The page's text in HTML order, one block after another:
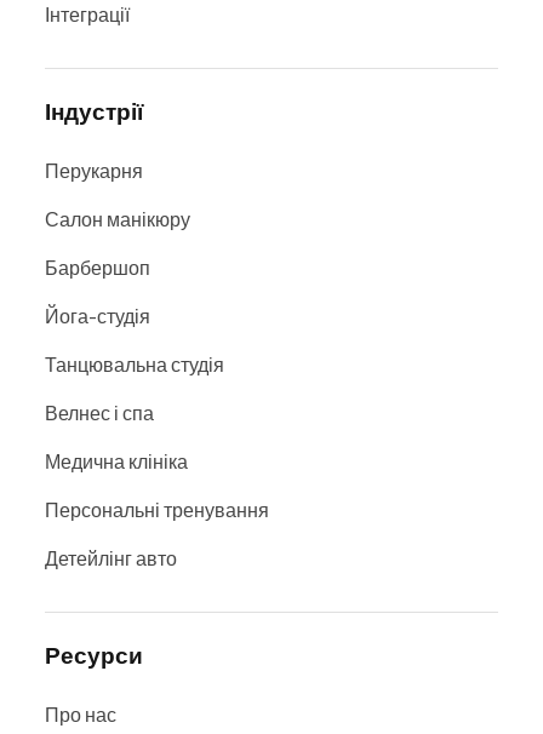
Інтеграції
Індустрії
Перукарня
Салон манікюру
Барбершоп
Йога-студія
Танцювальна студія
Велнес і спа
Медична клініка
Персональні тренування
Детейлінг авто
Ресурси
Про нас